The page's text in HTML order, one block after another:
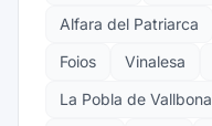
Alfara del Patriarca
Foios
Vinalesa
La Pobla de Vallbona